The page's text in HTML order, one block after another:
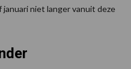
niet langer vanuit deze